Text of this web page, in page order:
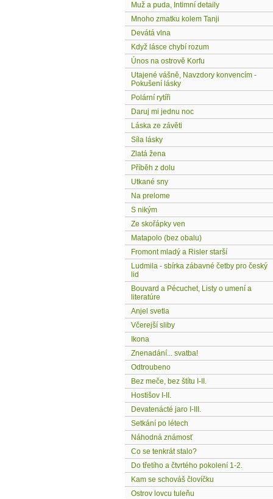
Muž a puda, Intimní detaily
Mnoho zmatku kolem Tanji
Devátá vlna
Když lásce chybí rozum
Únos na ostrově Korfu
Utajené vášně, Navzdory konvencím -
Pokušení lásky
Polární rytíři
Daruj mi jednu noc
Láska ze závěti
Síla lásky
Zlatá žena
Příběh z dolu
Utkané sny
Na prelome
S nikým
Ze skořápky ven
Matapolo (bez obalu)
Fromont mladý a Risler starší
Ludmila - sbírka zábavné četby pro český
lid
Bouvard a Pécuchet, Listy o umení a
literatúre
Anjel svetla
Včerejší sliby
Ikona
Znenadání... svatba!
Odtroubeno
Bez meče, bez štítu I-II.
Hostišov I-II.
Devatenácté jaro I-III.
Setkání po létech
Náhodná známosť
Co se tenkrát stalo?
Do třetího a čtvrtého pokolení 1-2.
Kam se schováš človíčku
Ostrov lovcu tuleňu